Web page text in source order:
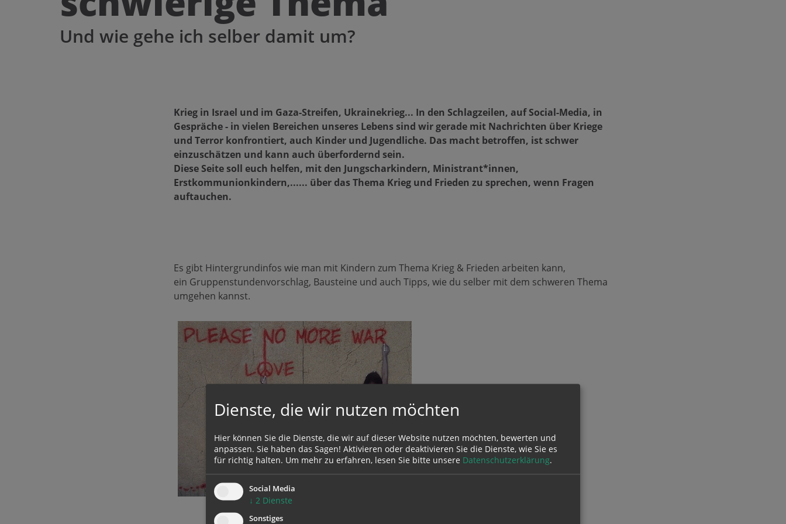
Und wie gehe ich selber damit um?
Krieg in Israel und im Gaza-Streifen, Ukrainekrieg... In den Schlagzeilen, auf Social-Media, in
Gespräche - in vielen Bereichen unseres Lebens sind wir gerade mit Nachrichten über Kriege
und Terror konfrontiert, auch Kinder und Jugendliche. Das macht betroffen, ist schwer
einzuschätzen und kann auch überfordernd sein.
Diese Seite soll euch helfen, mit den Jungscharkindern, Ministrant*innen,
Erstkommunionkindern,...... über das Thema Krieg und Frieden zu sprechen, wenn Fragen
auftauchen.
Es gibt Hintergrundinfos wie man mit Kindern zum Thema Krieg & Frieden arbeiten kann,
ein Gruppenstundenvorschlag, Bausteine und auch Tipps, wie du selber mit dem schweren Thema
umgehen kannst.
Dienste, die wir nutzen möchten
Hier können Sie die Dienste, die wir auf dieser Website nutzen möchten, bewerten und
anpassen. Sie haben das Sagen! Aktivieren oder deaktivieren Sie die Dienste, wie Sie es
für richtig halten. Um mehr zu erfahren, lesen Sie bitte unsere Datenschutzerklärung.
Social Media
↓ 2 Dienste
Sonstiges